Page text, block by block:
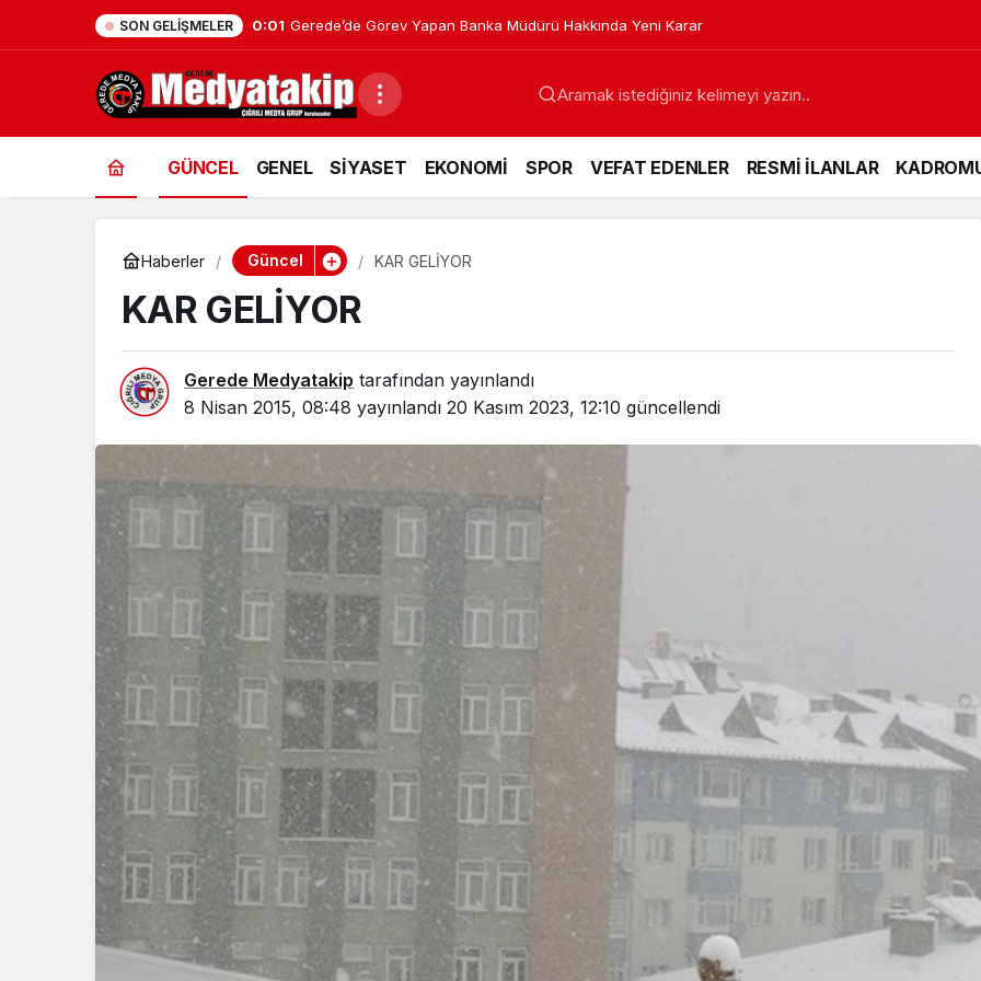
SON GELIŞMELER 0:01 Gerede’de Görev Yapan Banka Müdürü Hakkında Yeni Karar
GÜNCEL GENEL SİYASET EKONOMİ SPOR VEFAT EDENLER RESMİ İLANLAR
Haberler Güncel KAR GELİYOR
KAR GELİYOR
Gerede Medyatakip tarafından yayınlandı
8 Nisan 2015, 08:48 yayınlandı 20 Kasım 2023, 12:10 güncellendi
Ünlü Oyuncu Ülkü Hilal
Çiftçi’nin Gerede
Bağlantısı Ortaya Çıktı
Güncel
Gerede’de Görev Yapan
Banka Müdürü Hakkında
Yeni Karar
AİLE MAHKEMESİ)